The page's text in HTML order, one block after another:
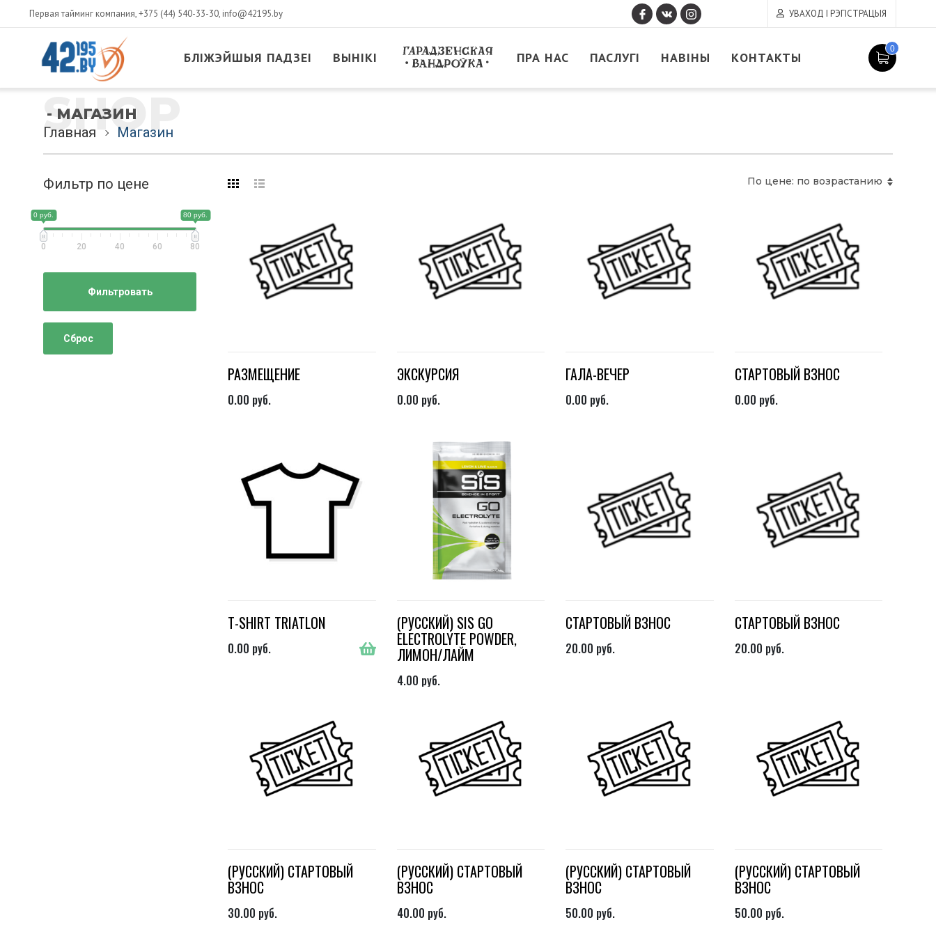
Первая тайминг компания,+375 (44) 540-33-30, info@42195.by УВАХОД І РЭГІСТРАЦЫЯ
БЛІЖЭЙШЫЯ ПАДЗЕІ ВЫНІКІ ПРА НАС ПАСЛУГІ НАВІНЫ КОНТАКТЫ
0
SHOP
- МАГАЗИН
Главная Магазин
По цене: по возрастанию
РАЗМЕЩЕНИЕ
0.00 руб.
ЭКСКУРСИЯ
0.00 руб.
ГАЛА-ВЕЧЕР
0.00 руб.
СТАРТОВЫЙ ВЗНОС
0.00 руб.
T-SHIRT TRIATLON
0.00 руб.
(РУССКИЙ) SIS GO
ELECTROLYTE POWDER,
ЛИМОН/ЛАЙМ
4.00 руб.
СТАРТОВЫЙ ВЗНОС
20.00 руб.
СТАРТОВЫЙ ВЗНОС
20.00 руб.
(РУССКИЙ) СТАРТОВЫЙ
ВЗНОС
30.00 руб.
(РУССКИЙ) СТАРТОВЫЙ
ВЗНОС
40.00 руб.
(РУССКИЙ) СТАРТОВЫЙ
ВЗНОС
50.00 руб.
(РУССКИЙ) СТАРТОВЫЙ
ВЗНОС
50.00 руб.
Фильтр по цене
0 руб. 80 руб.
0 20 40 60 80
Фильтровать
Сброс